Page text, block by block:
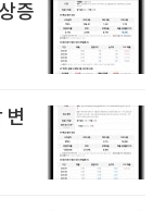
증
변